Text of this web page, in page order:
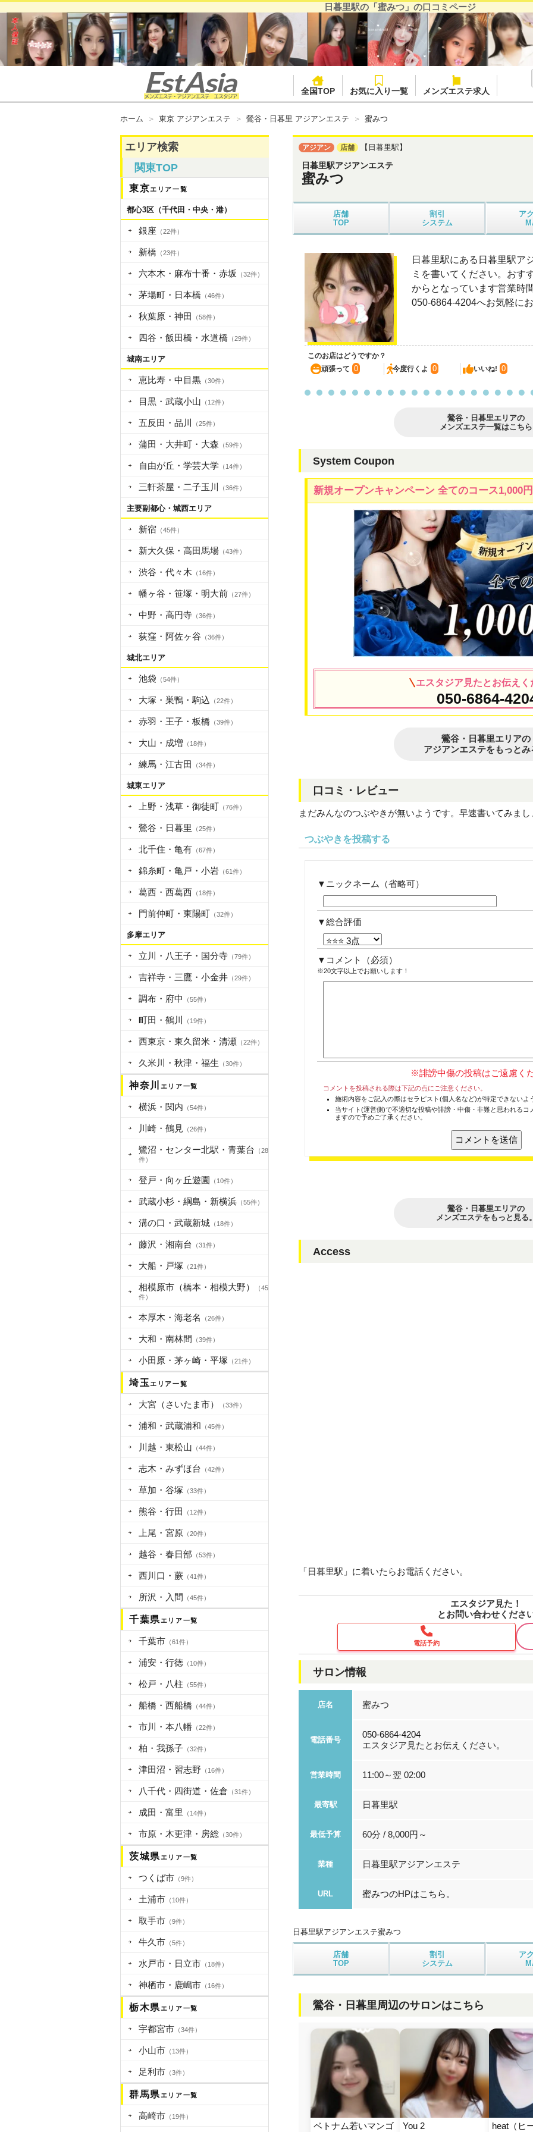
日暮里駅の「蜜みつ」の口コミページ
全国TOP お気に入り一覧 メンズエステ求人
ホーム 東京 アジアンエステ 鶯谷・日暮里 アジアンエステ 蜜みつ
アジアン 店舗 【日暮里駅】
日暮里駅アジアンエステ
蜜みつ
店舗
TOP
割引
システム
ア
日暮里駅にある日暮里駅ア
ミを書いてください。おす
からとなっています営業時
050-6864-4204へお気軽に
このお店はどうですか？
頑張って 0 今度行くよ 0 いいね! 0
鶯谷・日暮里エリアの
メンズエステ一覧はこちら
System Coupon
新規オープンキャンペーン 全てのコース1,000
エスタジア見たとお伝えく
050-6864-
鶯谷・日暮里エリアの
アジアンエステをもっとみ
口コミ・レビュー
まだみんなのつぶやきが無いようです。早速書いてみまし
つぶやきを投稿する
ニックネーム（省略可）
総合評価
コメント （必須）
※20文字以上でお願いします！
※誹謗中傷の投稿はご遠慮く
コメントを投稿される際は下記の点にご注意ください。
施術内容をご記入の際はセラピスト(個人名など)が特定できないよ
当サイト(運営側)で不適切な投稿や誹謗・中傷・非難と思われる
ますので予めご了承ください。
鶯谷・日暮里エリアの
メンズエステをもっと見る
Access
「日暮里駅」に着いたらお電話ください。
エスタジア見た！
とお問い合わせくださ
電話予約
サロン情報
店名 蜜みつ
電話番号
050-6864-4204
エスタジア見たとお伝えください。
営業時間 11:00～翌 02:00
最寄駅 日暮里駅
最低予算 60分 / 8,000円～
業種 日暮里駅アジアンエステ
URL 蜜みつのHPはこちら。
日暮里駅アジアンエステ蜜みつ
店舗
TOP
割引
システム
ア
鶯谷・日暮里周辺のサロンはこちら
ベトナム若いマンゴ
You 2 heat（ヒ
エリア検索
関東TOP
東京エリア一覧
都心3区（千代田・中央・港）
銀座 （22件）
新橋 （23件）
六本木・麻布十番・赤坂 （32件）
茅場町・日本橋 （46件）
秋葉原・神田 （58件）
四谷・飯田橋・水道橋 （29件）
城南エリア
恵比寿・中目黒 （30件）
目黒・武蔵小山 （12件）
五反田・品川 （25件）
蒲田・大井町・大森 （59件）
自由が丘・学芸大学 （14件）
三軒茶屋・二子玉川 （36件）
主要副都心・城西エリア
新宿 （45件）
新大久保・高田馬場 （43件）
渋谷・代々木 （16件）
幡ヶ谷・笹塚・明大前 （27件）
中野・高円寺 （36件）
荻窪・阿佐ヶ谷 （36件）
城北エリア
池袋 （54件）
大塚・巣鴨・駒込 （22件）
赤羽・王子・板橋 （39件）
大山・成増 （18件）
練馬・江古田 （34件）
城東エリア
上野・浅草・御徒町 （76件）
鶯谷・日暮里 （25件）
北千住・亀有 （67件）
錦糸町・亀戸・小岩 （61件）
葛西・西葛西 （18件）
門前仲町・東陽町 （32件）
多摩エリア
立川・八王子・国分寺 （79件）
吉祥寺・三鷹・小金井 （29件）
調布・府中 （55件）
町田・鶴川 （19件）
西東京・東久留米・清瀬 （22件）
久米川・秋津・福生 （30件）
神奈川 エリア一覧
横浜・関内 （54件）
川崎・鶴見 （26件）
鷺沼・センター北駅・青葉台 （28
件）
登戸・向ヶ丘遊園 （10件）
武蔵小杉・綱島・新横浜 （55件）
溝の口・武蔵新城 （18件）
藤沢・湘南台 （31件）
大船・戸塚 （21件）
相模原市（橋本・相模大野）
（45
件）
本厚木・海老名 （26件）
大和・南林間 （39件）
小田原・茅ヶ崎・平塚 （21件）
埼玉 エリア一覧
大宮（さいたま市） （33件）
浦和・武蔵浦和 （45件）
川越・東松山 （44件）
志木・みずほ台 （42件）
草加・谷塚 （33件）
熊谷・行田 （12件）
上尾・宮原 （20件）
越谷・春日部 （53件）
西川口・蕨 （41件）
所沢・入間 （45件）
千葉県 エリア一覧
千葉市 （61件）
浦安・行徳 （10件）
松戸・八柱 （55件）
船橋・西船橋 （44件）
市川・本八幡 （22件）
柏・我孫子 （32件）
津田沼・習志野 （16件）
八千代・四街道・佐倉 （31件）
成田・富里 （14件）
市原・木更津・房総 （30件）
茨城県 エリア一覧
つくば市 （9件）
土浦市 （10件）
取手市 （9件）
牛久市 （5件）
水戸市・日立市 （18件）
神栖市・鹿嶋市 （16件）
栃木県 エリア一覧
宇都宮市 （34件）
小山市 （13件）
足利市 （3件）
群馬県 エリア一覧
高崎市 （19件）